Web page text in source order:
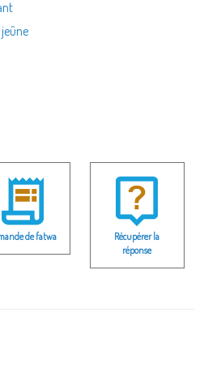
de fatwa
Récupérer la
réponse